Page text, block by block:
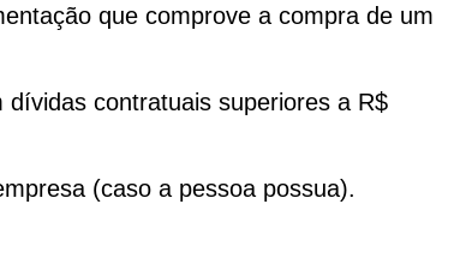
que comprove a compra de um
contratuais superiores a R$
(caso a pessoa possua).